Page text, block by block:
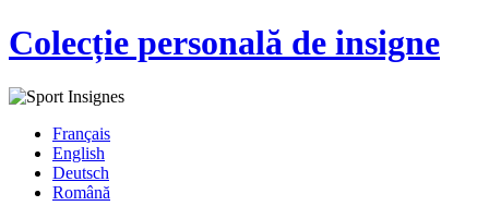
Colecție personală de insigne
Français
English
Deutsch
Română